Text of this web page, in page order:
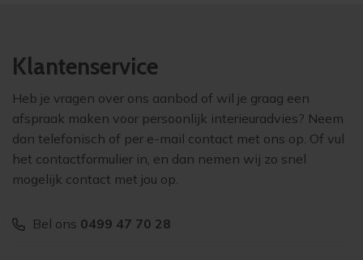
Klantenservice
Heb je vragen over ons aanbod of wil je graag een
afspraak maken voor persoonlijk interieuradvies? Neem
dan telefonisch of per e-mail contact met ons op. Of vul
het contactformulier in, en dan nemen wij zo snel
mogelijk contact met jou op.
Bel ons 0499 47 70 28